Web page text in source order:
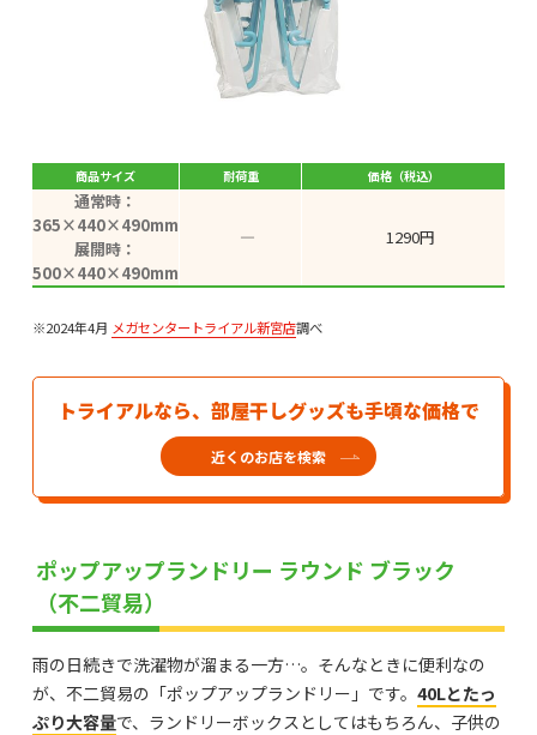
商品サイズ 耐荷重 価格（税込）
通常時：
365×440×490mm
展開時：
500×440×490mm
― 1290円
※2024年4月 メガセンタートライアル新宮店調べ
トライアルなら、部屋干しグッズも手頃な価格で
近くのお店を検索
ポップアップランドリー ラウンド ブラック
（不二貿易）
雨の日続きで洗濯物が溜まる一方…。そんなときに便利なの
が、不二貿易の「ポップアップランドリー」です。 40Lとたっ
ぷり大容量で、ランドリーボックスとしてはもちろん、子供の